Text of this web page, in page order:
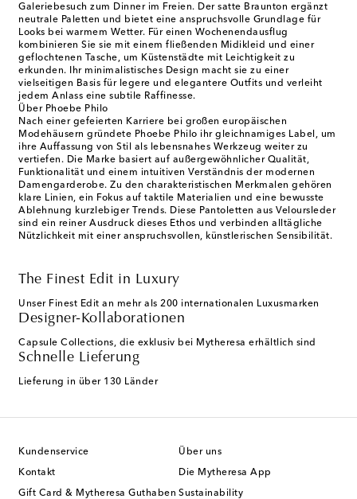
Galeriebesuch zum Dinner im Freien. Der satte Braunton ergänzt
neutrale Paletten und bietet eine anspruchsvolle Grundlage für
Looks bei warmem Wetter. Für einen Wochenendausflug
kombinieren Sie sie mit einem fließenden Midikleid und einer
geflochtenen Tasche, um Küstenstädte mit Leichtigkeit zu
erkunden. Ihr minimalistisches Design macht sie zu einer
vielseitigen Basis für legere und elegantere Outfits und verleiht
jedem Anlass eine subtile Raffinesse.
Über Phoebe Philo
Nach einer gefeierten Karriere bei großen europäischen
Modehäusern gründete Phoebe Philo ihr gleichnamiges Label, um
ihre Auffassung von Stil als lebensnahes Werkzeug weiter zu
vertiefen. Die Marke basiert auf außergewöhnlicher Qualität,
Funktionalität und einem intuitiven Verständnis der modernen
Damengarderobe. Zu den charakteristischen Merkmalen gehören
klare Linien, ein Fokus auf taktile Materialien und eine bewusste
Ablehnung kurzlebiger Trends. Diese Pantoletten aus Veloursleder
sind ein reiner Ausdruck dieses Ethos und verbinden alltägliche
Nützlichkeit mit einer anspruchsvollen, künstlerischen Sensibilität.
The Finest Edit in Luxury
Unser Finest Edit an mehr als 200 internationalen Luxusmarken
Designer-Kollaborationen
Capsule Collections, die exklusiv bei Mytheresa erhältlich sind
Schnelle Lieferung
Lieferung in über 130 Länder
Kundenservice
Kontakt
Gift Card & Mytheresa Guthaben
Über uns
Die Mytheresa App
Sustainability